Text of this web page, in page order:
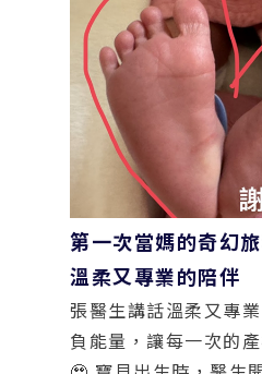
第一次當媽的奇幻
溫柔又專業的陪伴
張醫生講話溫柔又專
負能量，讓每一次的